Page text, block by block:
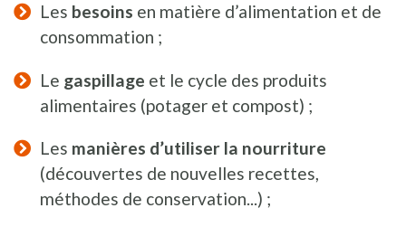
Les besoins en matière d’alimentation et de
consommation ;
Le gaspillage et le cycle des produits
alimentaires (potager et compost) ;
Les manières d’utiliser la nourriture
(découvertes de nouvelles recettes,
méthodes de conservation...) ;